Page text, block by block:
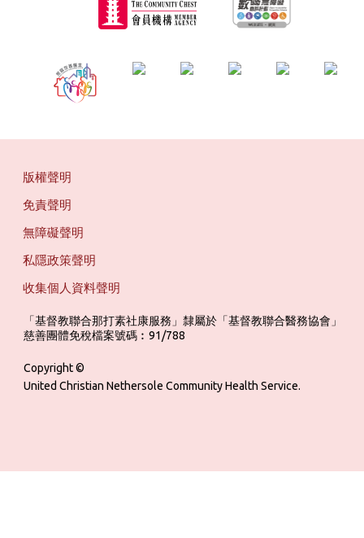
版權聲明
免責聲明
無障礙聲明
私隱政策聲明
收集個人資料聲明
「基督教聯合那打素社康服務」隸屬於「基督教聯合醫務協會」
慈善團體免稅檔案號碼︰91/788
Copyright ©
United Christian Nethersole Community Health Service.